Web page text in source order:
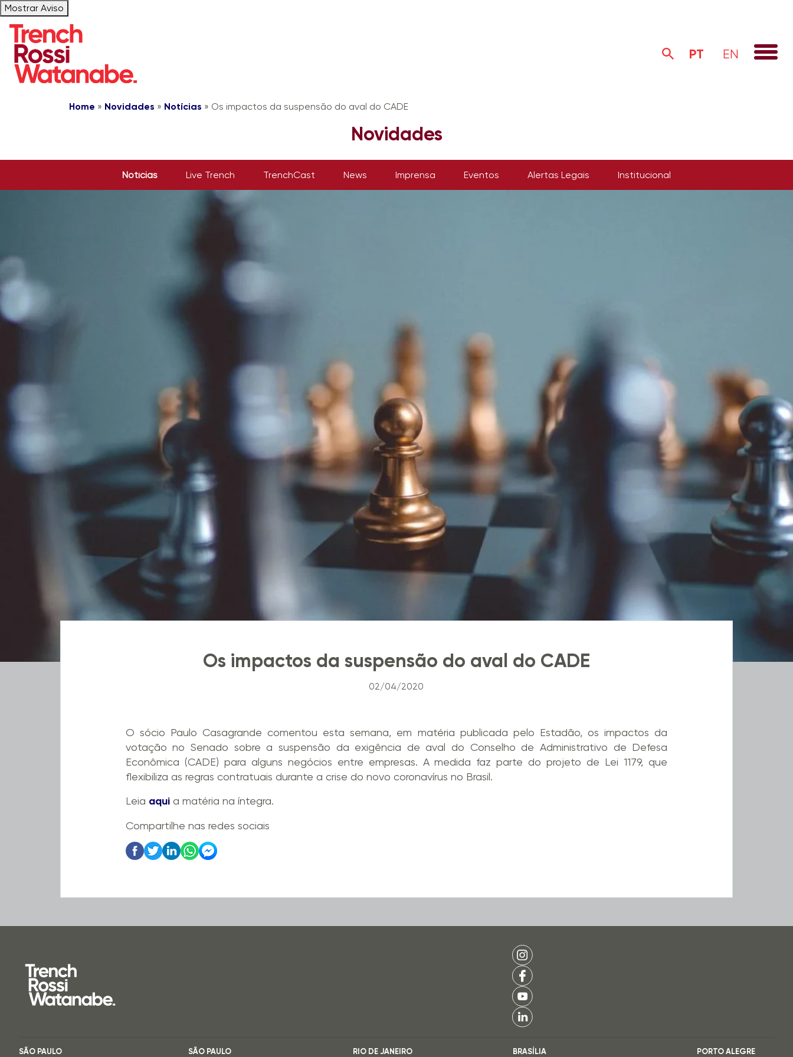
Mostrar Aviso
PT EN
Home » Novidades » Notícias » Os impactos da suspensão do aval do CADE
Novidades
Notícias Live Trench TrenchCast News Imprensa Eventos Alertas Legais Institucional
Os impactos da suspensão do aval do CADE
02/04/2020
O sócio Paulo Casagrande comentou esta semana, em matéria publicada pelo Estadão, os impactos da
votação no Senado sobre a suspensão da exigência de aval do Conselho de Administrativo de Defesa
Econômica (CADE) para alguns negócios entre empresas. A medida faz parte do projeto de Lei 1179, que
flexibiliza as regras contratuais durante a crise do novo coronavírus no Brasil.
Leia aqui a matéria na íntegra.
Compartilhe nas redes sociais
SÃO PAULO SÃO PAULO RIO DE JANEIRO BRASÍLIA PORTO ALEGRE